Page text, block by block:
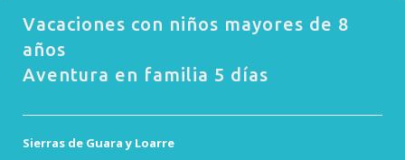
Vacaciones con niños mayores de 8
años
Aventura en familia 5 días
Sierras de Guara y Loarre